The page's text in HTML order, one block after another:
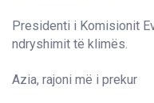
Presidenti i Komisionit
ndryshimit të klimës.
Azia, rajoni më i prekur